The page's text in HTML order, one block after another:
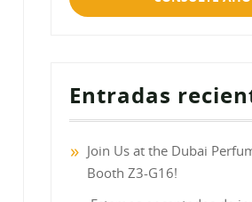
Entradas
Join Us at the Dubai
Booth Z3-G16!